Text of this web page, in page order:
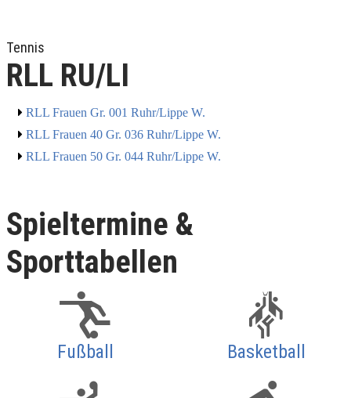
Tennis
RLL RU/LI
RLL Frauen Gr. 001 Ruhr/Lippe W.
RLL Frauen 40 Gr. 036 Ruhr/Lippe W.
RLL Frauen 50 Gr. 044 Ruhr/Lippe W.
Spieltermine &
Sporttabellen
Fußball Basketball